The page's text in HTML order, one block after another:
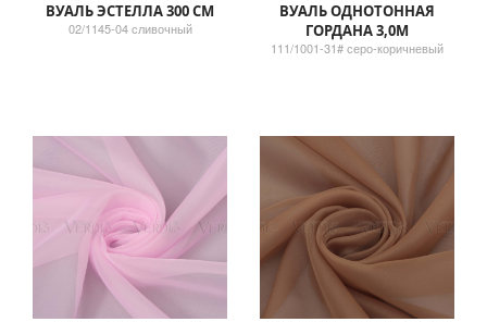
ВУАЛЬ ЭСТЕЛЛА 300 СМ
02/1145-04 сливочный
ВУАЛЬ ОДНОТОННАЯ
ГОРДАНА 3,0М
111/1001-31# серо-коричневый